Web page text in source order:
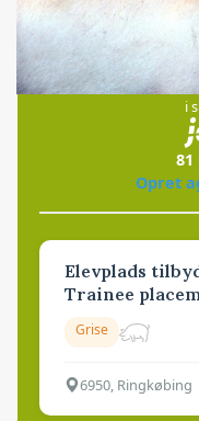
i
81
Opret
Elevplads
Trainee
Grise
6950, Ringkøbing